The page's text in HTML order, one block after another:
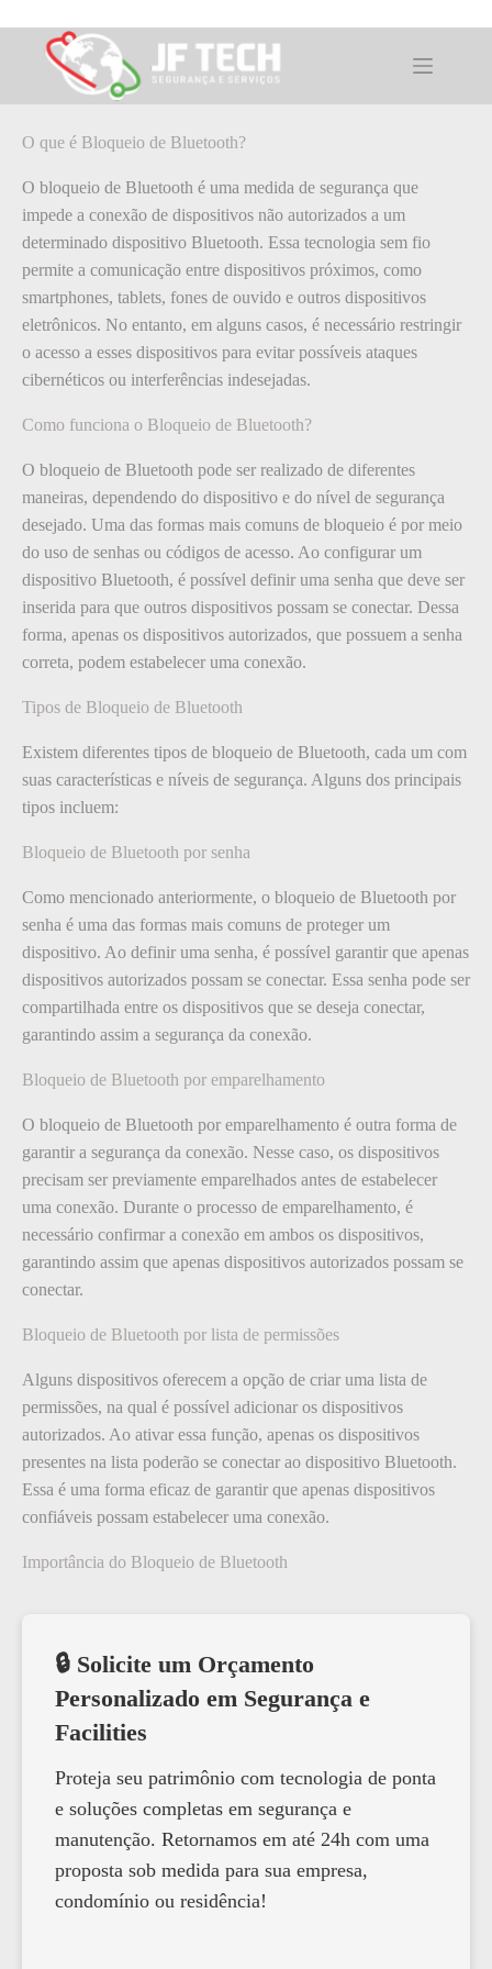
para
conteúdoO que é: Bloqueio de Bluetooth
O que é Bloqueio de Bluetooth?
O bloqueio de Bluetooth é uma medida de segurança que
impede a conexão de dispositivos não autorizados a um
determinado dispositivo Bluetooth. Essa tecnologia sem fio
permite a comunicação entre dispositivos próximos, como
smartphones, tablets, fones de ouvido e outros dispositivos
eletrônicos. No entanto, em alguns casos, é necessário restringir
o acesso a esses dispositivos para evitar possíveis ataques
cibernéticos ou interferências indesejadas.
Como funciona o Bloqueio de Bluetooth?
O bloqueio de Bluetooth pode ser realizado de diferentes
maneiras, dependendo do dispositivo e do nível de segurança
desejado. Uma das formas mais comuns de bloqueio é por meio
do uso de senhas ou códigos de acesso. Ao configurar um
dispositivo Bluetooth, é possível definir uma senha que deve ser
inserida para que outros dispositivos possam se conectar. Dessa
forma, apenas os dispositivos autorizados, que possuem a senha
correta, podem estabelecer uma conexão.
Tipos de Bloqueio de Bluetooth
Existem diferentes tipos de bloqueio de Bluetooth, cada um com
suas características e níveis de segurança. Alguns dos principais
tipos incluem:
Bloqueio de Bluetooth por senha
Como mencionado anteriormente, o bloqueio de Bluetooth por
senha é uma das formas mais comuns de proteger um
dispositivo. Ao definir uma senha, é possível garantir que apenas
dispositivos autorizados possam se conectar. Essa senha pode ser
compartilhada entre os dispositivos que se deseja conectar,
garantindo assim a segurança da conexão.
Bloqueio de Bluetooth por emparelhamento
O bloqueio de Bluetooth por emparelhamento é outra forma de
garantir a segurança da conexão. Nesse caso, os dispositivos
precisam ser previamente emparelhados antes de estabelecer
uma conexão. Durante o processo de emparelhamento, é
necessário confirmar a conexão em ambos os dispositivos,
garantindo assim que apenas dispositivos autorizados possam se
conectar.
Bloqueio de Bluetooth por lista de permissões
Alguns dispositivos oferecem a opção de criar uma lista de
permissões, na qual é possível adicionar os dispositivos
autorizados. Ao ativar essa função, apenas os dispositivos
presentes na lista poderão se conectar ao dispositivo Bluetooth.
Essa é uma forma eficaz de garantir que apenas dispositivos
confiáveis possam estabelecer uma conexão.
Importância do Bloqueio de Bluetooth
🔒 Solicite um Orçamento
Personalizado em Segurança e
Facilities
Proteja seu patrimônio com tecnologia de ponta
e soluções completas em segurança e
manutenção. Retornamos em até 24h com uma
proposta sob medida para sua empresa,
condomínio ou residência!